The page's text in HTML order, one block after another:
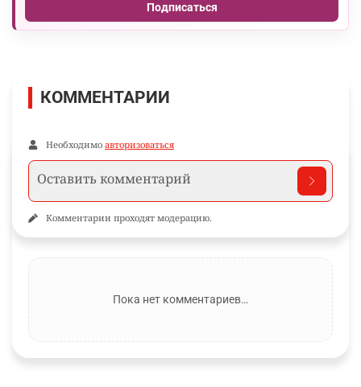
Подписаться
КОММЕНТАРИИ
Необходимо авторизоваться
Комментарии проходят модерацию.
Пока нет комментариев…